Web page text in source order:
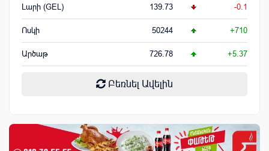
Լարի (GEL) 139.73 -0.1
Ոսկի 50244 +710
Արծաթ 726.78 +5.37
Բեռնել Ավելին